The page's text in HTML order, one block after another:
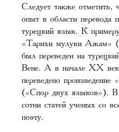
Следует также
опыт в области
турецкий язык. К
«Тарихи мулуки Ажам»
был переведен на
Вене. А в начале ХХ
переведено
(«Спор двух языков»). В
сотни статей ученых со
поэту.